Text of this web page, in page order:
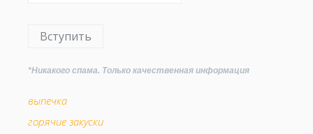
Вступить
*Никакого спама. Только качественная информация
выпечка
горячие закуски